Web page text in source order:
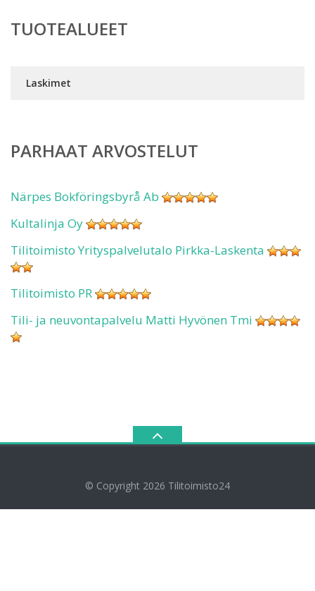
TUOTEALUEET
Laskimet
PARHAAT ARVOSTELUT
Närpes Bokföringsbyrå Ab
Kultalinja Oy
Tilitoimisto Yrityspalvelutalo Pirkka-Laskenta
Tilitoimisto PR
Tili- ja neuvontapalvelu Matti Hyvönen Tmi
© Copyright 2026 Tilitoimisto24